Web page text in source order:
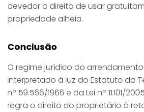
devedor o direito de usar
propriedade alheia.
Conclusão
O regime jurídico do arrendamento
interpretado à luz do Estatuto da
nº 59.566/1966 e da Lei nº 11.101/
regra o direito do proprietário à